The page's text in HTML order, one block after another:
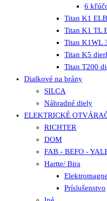
6
Titan K1
Titan K1 TL
Titan K1WL
Titan K5
Titan T200
Dialkové na brány
SILCA
Náhradné diely
ELEKTRICKÉ
RICHTER
DOM
FAB - BEFO -
Hartte/ Bira
Príslušenstvo